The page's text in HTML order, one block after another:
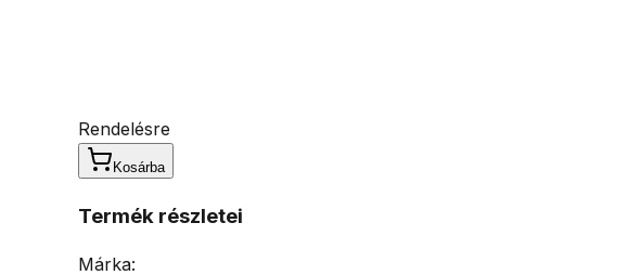
Rendelésre
Kosárba
Termék részletei
Márka: